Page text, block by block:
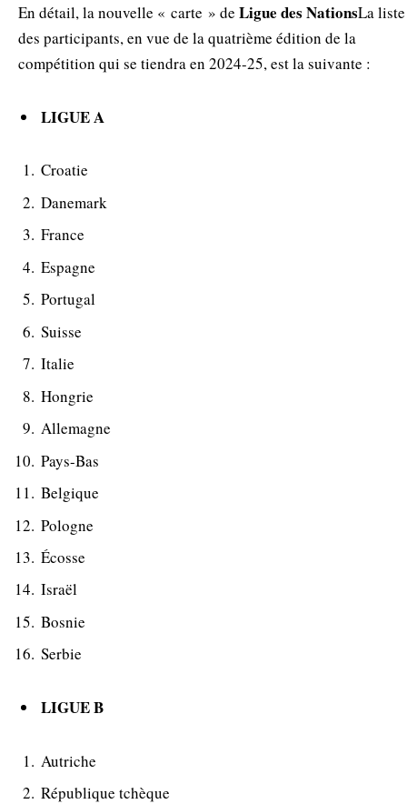
En détail, la nouvelle « carte » de Ligue des NationsLa liste
des participants, en vue de la quatrième édition de la
compétition qui se tiendra en 2024-25, est la suivante :
LIGUE A
Croatie
Danemark
France
Espagne
Portugal
Suisse
Italie
Hongrie
Allemagne
Pays-Bas
Belgique
Pologne
Écosse
Israël
Bosnie
Serbie
LIGUE B
Autriche
République tchèque